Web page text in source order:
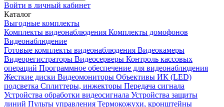
Войти в личный кабинет
Каталог
Выгодные комплекты
Комплекты видеонаблюдения Комплекты домофонов
Видеонаблюдение
Готовые комплекты видеонаблюдения Видеокамеры
Видеорегистраторы Видеосерверы Контроль кассовых
операций Программное обеспечение для видеонаблюдения
Жесткие диски Видеомониторы Объективы ИК (LED)
подсветка Сплиттеры, инжекторы Передача сигнала
Устройства обработки видеосигнала Устройства защиты
линий Пульты управления Термокожухи, кронштейны